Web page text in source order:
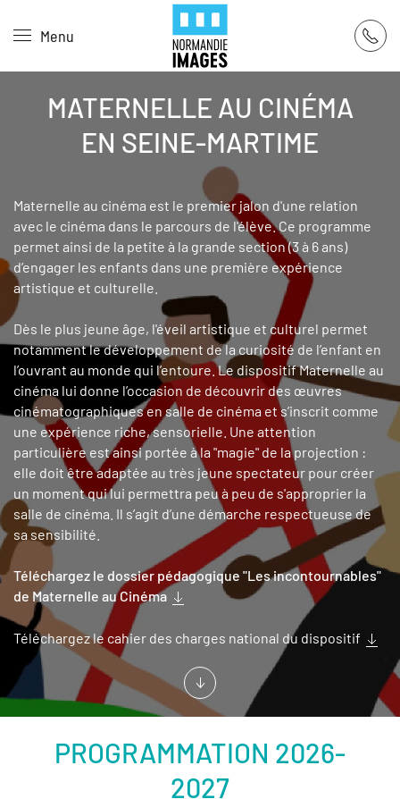
Skip to main content
Menu
MATERNELLE AU CINÉMA
EN SEINE-MARTIME
Maternelle au cinéma est le premier jalon d'une relation
avec le cinéma dans le parcours de l'élève. Ce programme
permet ainsi de la petite à la grande section (3 à 6 ans)
d’engager les enfants dans une première expérience
artistique et culturelle.
Dès le plus jeune âge, l'éveil artistique et culturel permet
notamment le développement de la curiosité de l’enfant en
l’ouvrant au monde qui l’entoure. Le dispositif Maternelle au
cinéma lui donne l’occasion de découvrir des œuvres
cinématographiques en salle de cinéma et s’inscrit comme
une expérience riche, sensorielle. Une attention
particulière est ainsi portée à la "magie" de la projection :
elle doit être adaptée au très jeune spectateur pour créer
un moment qui lui permettra peu à peu de s'approprier la
salle de cinéma. Il s’agit d’une démarche respectueuse de
sa sensibilité.
Téléchargez le dossier pédagogique "Les incontournables"
de Maternelle au Cinéma
Téléchargez le cahier des charges national du dispositif
PROGRAMMATION 2026-
2027
Panneau de gestion des cookies